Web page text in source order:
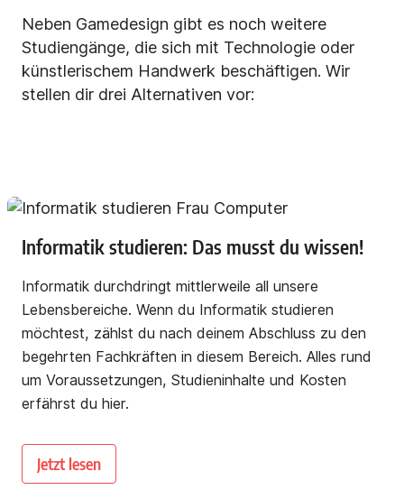
Neben Gamedesign gibt es noch weitere
Studiengänge, die sich mit Technologie oder
künstlerischem Handwerk beschäftigen. Wir
stellen dir drei Alternativen vor:
Informatik studieren: Das musst du wissen!
Informatik durchdringt mittlerweile all unsere
Lebensbereiche. Wenn du Informatik studieren
möchtest, zählst du nach deinem Abschluss zu den
begehrten Fachkräften in diesem Bereich. Alles rund
um Voraussetzungen, Studieninhalte und Kosten
erfährst du hier.
Jetzt lesen